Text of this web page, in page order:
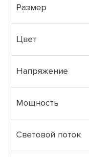
Размер
Цвет
Напряжение
Мощность
Световой поток